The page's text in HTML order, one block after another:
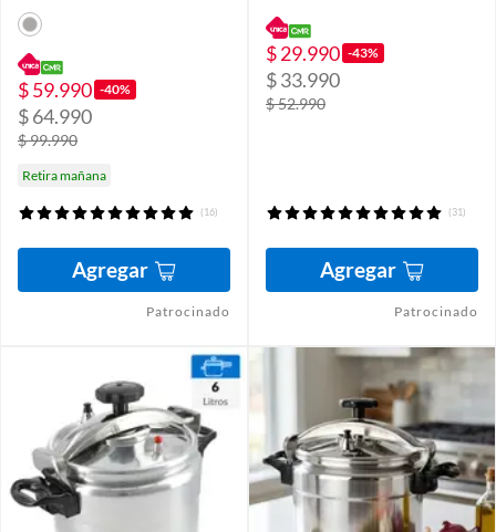
$ 59.990 -40%
$ 64.990
$ 99.990
Retira mañana
(16)
Agregar
Patrocinado
$ 29.990 -43%
$ 33.990
$ 52.990
(31)
Agregar
Patrocinado